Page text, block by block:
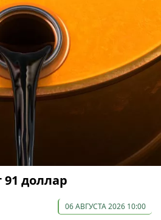
91 доллар
06 АВГУСТА 2026 10:00